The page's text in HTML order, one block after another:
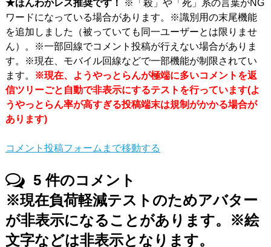
★ほんわかレス推奨です！
※「殺」や「死」系の言葉がNG
ワードになっている場合があります。※識別用の末尾機能
を追加しました（被っていても同一ユーザーとは限りませ
ん）。※一部回線でコメント投稿が行えない場合がありま
す。※現在、モバイル回線などで一部機能が制限されてい
ます。
※現在、ようやっとらんが極端に多いコメントを返
信ツリーごと自動で非表示にするテストを行っています(よ
うやっとらん率が高すぎる投稿端末は規制がかかる場合が
あります)
コメント投稿フォームまで移動する
5件のコメント
※現在負荷軽減テストのためアバター
が非表示になることがあります。※絵
文字などは非表示となります。